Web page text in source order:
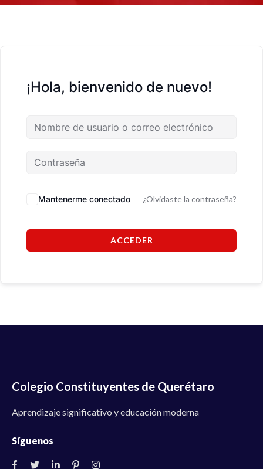
¡Hola, bienvenido de nuevo!
Mantenerme conectado ¿Olvidaste la contraseña?
ACCEDER
Colegio Constituyentes de Querétaro
Aprendizaje significativo y educación moderna
Síguenos